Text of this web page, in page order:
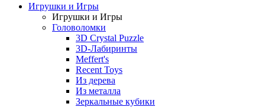
Игрушки и Игры
Игрушки и Игры
Головоломки
3D Crystal Puzzle
3D-Лабиринты
Meffert's
Recent Toys
Из дерева
Из металла
Зеркальные кубики